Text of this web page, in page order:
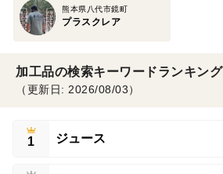
熊本県八代市鏡町
プラスクレア
加工品の検索キーワードランキング
（更新日: 2026/08/03）
1 ジュース